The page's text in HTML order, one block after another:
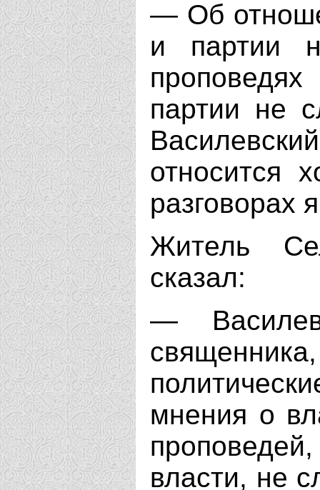
— Об
и партии
партии не
относится
разговорах
Житель
сказал:
—
мнения о
власти, не